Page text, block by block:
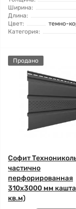
Ширина:
Длина:
Цвет:
темно-
Категория:
Продано
Софит
частично
перфорированная
310х3000 мм
кв.м)